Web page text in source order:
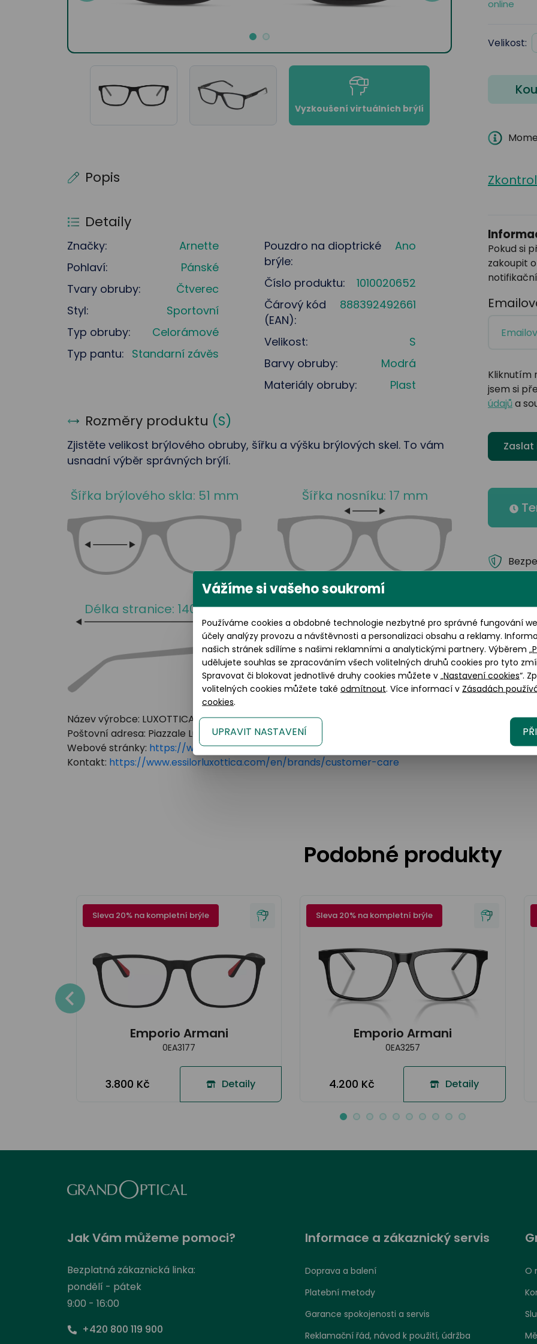
Vyzkoušení virtuálních brýlí
Popis
Detaily
Značky:
Arnette
Pohlaví:
Pánské
Tvary obruby:
Čtverec
Styl:
Sportovní
Typ obruby:
Celorámové
Typ pantu: Standarní závěs
Pouzdro na dioptrické
brýle:
Ano
Číslo produktu:
1010020652
Čárový kód
(EAN):
888392492661
Velikost:
S
Barvy obruby:
Modrá
Materiály obruby:
Plast
Rozměry produktu (S)
Zjistěte velikost brýlového obruby, šířku a výšku brýlových skel. To vám
usnadní výběr správných brýlí.
Šířka brýlového skla: 51 mm Šířka nosníku: 17 mm
Délka stranice: 140 mm Výška brýlového skla: 37 mm
Název výrobce: LUXOTTICA GROUP
Poštovní adresa: Piazzale Luigi Cadorna 3 Milano, 20123 Italy
Webové stránky: https://www.essilorluxottica.com
Kontakt: https://www.essilorluxottica.com/en/brands/customer-care
online
Velikost:
Pokud si
zakoupit
Kliknutím
jsem si
údajů a
Podobné produkty
Sleva 20% na kompletní brýle
Emporio Armani
0EA3177
3.800 Kč Detaily
Sleva 20% na kompletní brýle
Emporio Armani
0EA3257
4.200 Kč Detaily
Jak Vám můžeme pomoci?
Bezplatná zákaznická linka:
pondělí - pátek
9:00 - 16:00
+420 800 119 900
Informace a zákaznický servis
Doprava a balení
Platební metody
Garance spokojenosti a servis
Reklamační řád, návod k použití, údržba
O
Vážíme si vašeho soukromí
Používáme cookies a obdobné technologie nezbytné pro správné fungování
účely analýzy provozu a návštěvnosti a personalizaci obsahu a reklamy.
našich stránek sdílíme s našimi reklamními a analytickými partnery. Výběrem „
udělujete souhlas se zpracováním všech volitelných druhů cookies pro tyto
Spravovat či blokovat jednotlivé druhy cookies můžete v „Nastavení cookies“.
volitelných cookies můžete také odmítnout. Více informací v Zásadách
cookies.
UPRAVIT NASTAVENÍ